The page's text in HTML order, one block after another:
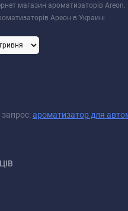
магазин ароматизаторів
Ареон в Украині
ароматизатор для